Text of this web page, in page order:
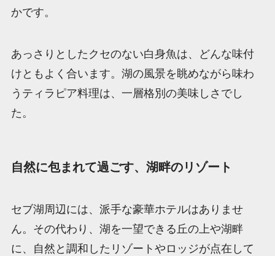
かです。
あっさりとしたクセのない白身魚は、どんな味付
けともよく合います。湖の風景を眺めながら味わ
うティラピア料理は、一層格別の美味しさでし
た。
自然に包まれて過ごす、湖畔のリゾート
セブ湖周辺には、派手な豪華ホテルはありませ
ん。その代わり、湖を一望できる丘の上や湖畔
に、自然と調和したリゾートやロッジが点在して